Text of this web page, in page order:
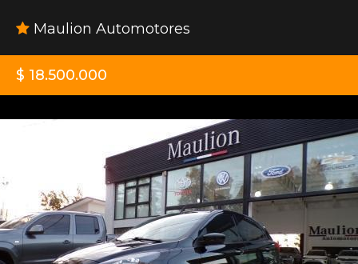
Maulion Automotores
$ 18.500.000